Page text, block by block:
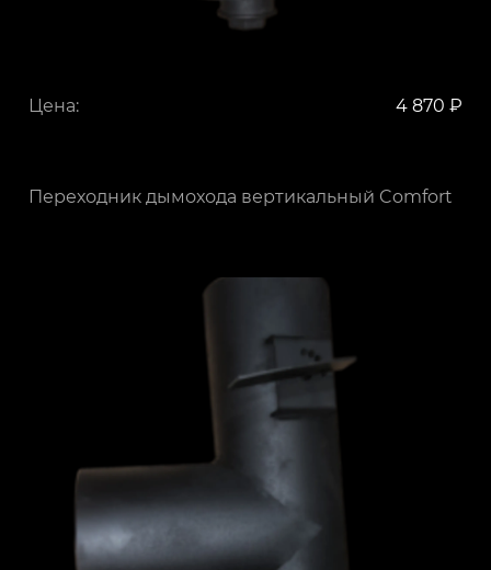
Цена: 4 870 ₽
Переходник дымохода вертикальный Comfort